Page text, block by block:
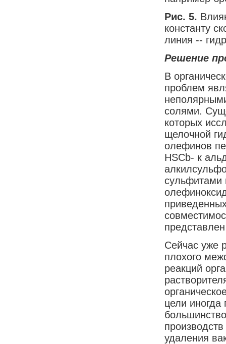
Рис. 5.
константу
линия --
Решение
В
проблем
солями.
которых
щелочной
олефинов
HSCb- к
сульфитами
Сейчас уже
плохого
реакций
цели
удаления